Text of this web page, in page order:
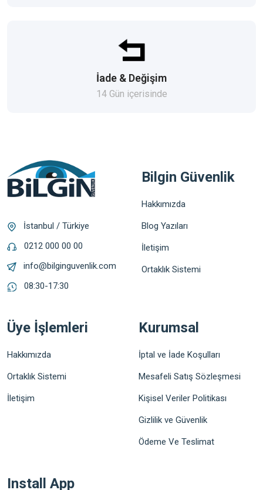
İade & Değişim
14 Gün içerisinde
İstanbul / Türkiye
0212 000 00 00
info@bilginguvenlik.com
08:30-17:30
Bilgin Güvenlik
Hakkımızda
Blog Yazıları
İletişim
Ortaklık Sistemi
Üye İşlemleri
Hakkımızda
Ortaklık Sistemi
İletişim
Kurumsal
İptal ve İade Koşulları
Mesafeli Satış Sözleşmesi
Kişisel Veriler Politikası
Gizlilik ve Güvenlik
Ödeme Ve Teslimat
Install App